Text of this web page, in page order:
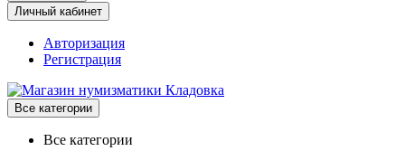
Личный кабинет
Авторизация
Регистрация
Все категории
Все категории